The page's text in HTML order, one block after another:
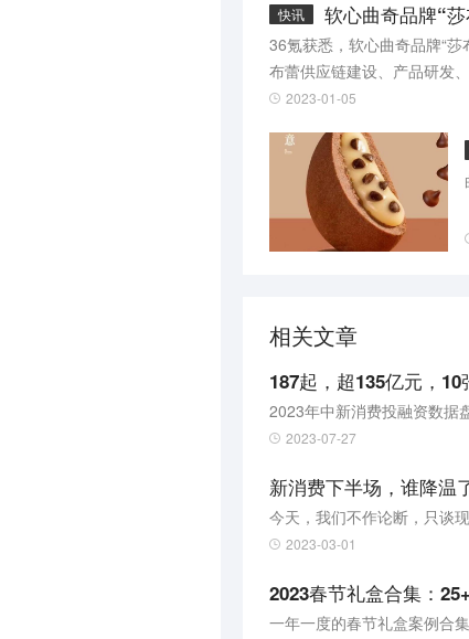
快讯 软心曲奇品牌“
36氪获悉，软心曲奇品牌“
布蕾供应链建设、产品研发
2023-01-05
相关文章
187起，超135亿元，
2023年中新消费投融资数据
2023-07-27
新消费下半场，谁降温
今天，我们不作论断，只谈现
2023-03-01
2023春节礼盒合集：
一年一度的春节礼盒案例合